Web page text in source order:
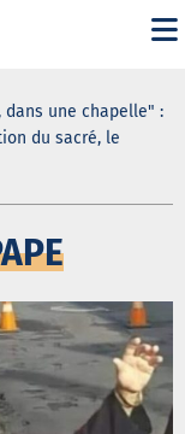
dans une chapelle" :
du sacré, le